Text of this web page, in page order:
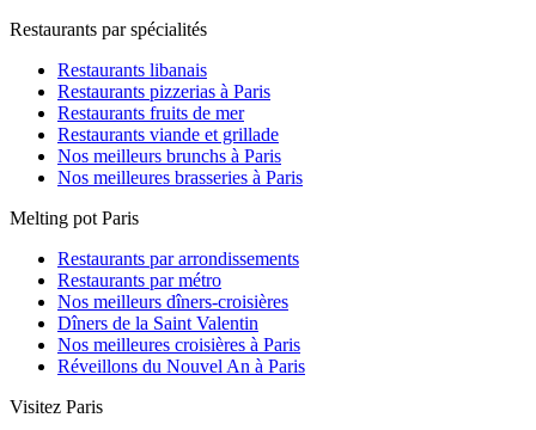
Restaurants par spécialités
Restaurants libanais
Restaurants pizzerias à Paris
Restaurants fruits de mer
Restaurants viande et grillade
Nos meilleurs brunchs à Paris
Nos meilleures brasseries à Paris
Melting pot Paris
Restaurants par arrondissements
Restaurants par métro
Nos meilleurs dîners-croisières
Dîners de la Saint Valentin
Nos meilleures croisières à Paris
Réveillons du Nouvel An à Paris
Visitez Paris